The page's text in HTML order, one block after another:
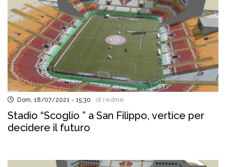
Dom, 18/07/2021 - 15:30 di redme
Stadio “Scoglio ” a San Filippo, vertice per
decidere il futuro